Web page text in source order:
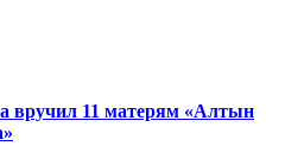
вручил 11 матерям «Алтын